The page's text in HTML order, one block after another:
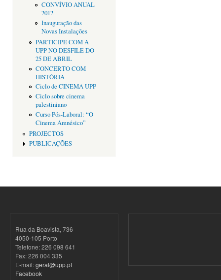
CONVÍVIO ANUAL
2012
Inauguração das
Novas Instalações
PARTICIPE COM A
UPP NO DESFILE DO
25 DE ABRIL
CONCERTO COM
HISTÓRIA
Ciclo de CINEMA UPP
Ciclo sobre cinema
palestiniano
Curso Pós-Laboral: “O
Cinema Amnésico”
PROJECTOS
PUBLICAÇÕES
Rua da Boavista, 736
4050-105 Porto
Telefone: 226 098 641
Fax: 226 004 335
E-mail:geral@upp.pt
Facebook